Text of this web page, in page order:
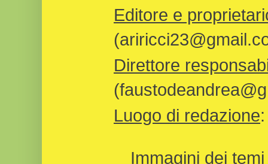
Editore e
Direttore
Luogo di redazione
Immagini dei